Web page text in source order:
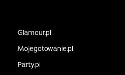
Glamour.pl
Mojegotowanie.pl
Party.pl